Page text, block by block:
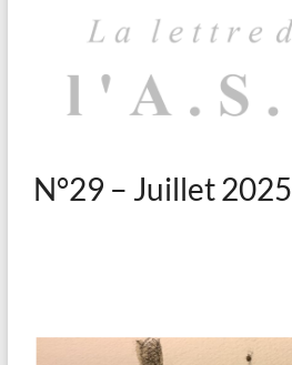
N°29 – Juillet 2025